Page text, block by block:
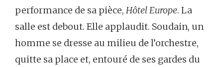
performance de sa pièce, Hôtel Europe. La
salle est debout. Elle applaudit. Soudain, un
homme se dresse au milieu de l’orchestre,
quitte sa place et, entouré de ses gardes du